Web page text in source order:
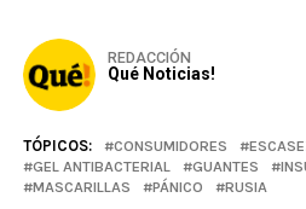
REDACCIÓN
Qué Noticias!
TÓPICOS: CONSUMIDORES
GEL ANTIBACTERIAL
GUANTES
MASCARILLAS
PÁNICO RUSIA